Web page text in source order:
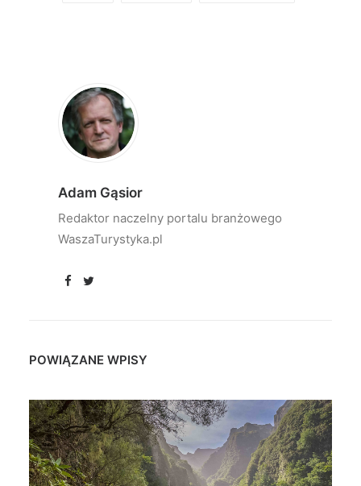
Adam Gąsior
Redaktor naczelny portalu branżowego
WaszaTurystyka.pl
POWIĄZANE WPISY